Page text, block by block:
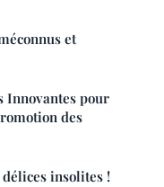
et
Innovantes pour
des
insolites !